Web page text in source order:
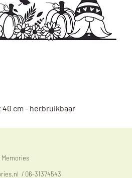
overzicht
cm - herbruikbaar
/ 06-31374543